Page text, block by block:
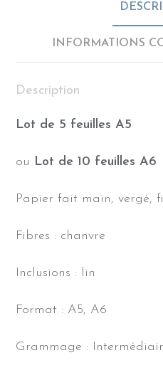
INFORMATIONS
Description
Lot de 5 feuilles A5
ou Lot de 10 feuilles A6
Papier fait main, vergé,
Fibres : chanvre
Inclusions : lin
Format : A5, A6
Grammage :